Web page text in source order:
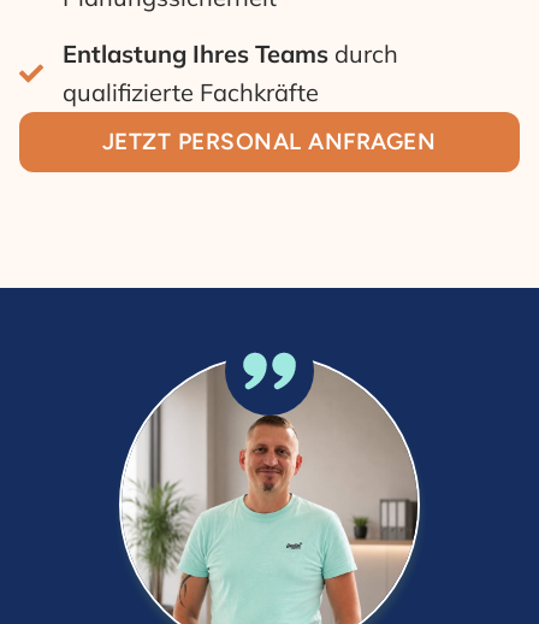
Entlastung Ihres Teams durch
qualifizierte Fachkräfte
JETZT PERSONAL ANFRAGEN